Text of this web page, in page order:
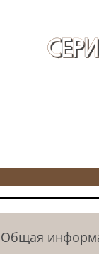
Общая